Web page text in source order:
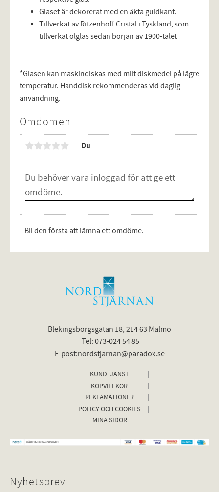
Glaset är dekorerat med en äkta guldkant.
Tillverkat av Ritzenhoff Cristal i Tyskland, som
tillverkat ölglas sedan början av 1900-talet
*Glasen kan maskindiskas med milt diskmedel på lägre
temperatur. Handdisk rekommenderas vid daglig
användning.
Omdömen
Du
Bli den första att lämna ett omdöme.
Blekingsborgsgatan 18, 214 63 Malmö
Tel: 073-024 54 85
E-post:nordstjarnan@paradox.se
KUNDTJÄNST
KÖPVILLKOR
REKLAMATIONER
POLICY OCH COOKIES
MINA SIDOR
Nyhetsbrev